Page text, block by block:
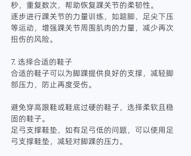
秒，重复数次，帮助恢复踝关节的柔韧性。
逐步进行踝关节的力量训练，如踮脚、足尖下压
等运动，增强踝关节周围肌肉的力量，减少再次
扭伤的风险。
7. 选择合适的鞋子
合适的鞋子可以为脚踝提供良好的支撑，减轻脚
部压力，防止再度受伤。
避免穿高跟鞋或鞋底过硬的鞋子，选择柔软且稳
固的鞋子。
足弓支撑鞋垫，如有足弓低的问题，可以使用足
弓支撑鞋垫，减轻对脚踝的压力。